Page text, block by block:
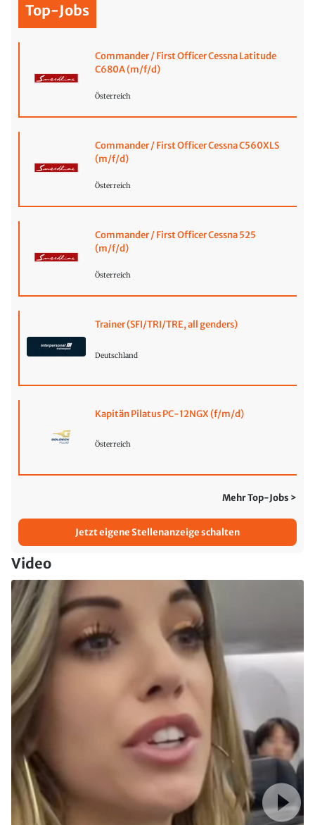
Top-Jobs
Commander / First Officer Cessna Latitude
C680A (m/f/d)
Österreich
Commander / First Officer Cessna C560XLS
(m/f/d)
Österreich
Commander / First Officer Cessna 525
(m/f/d)
Österreich
Trainer (SFI/TRI/TRE, all genders)
Deutschland
Kapitän Pilatus PC-12NGX (f/m/d)
Österreich
Mehr Top-Jobs >
Jetzt eigene Stellenanzeige schalten
Video